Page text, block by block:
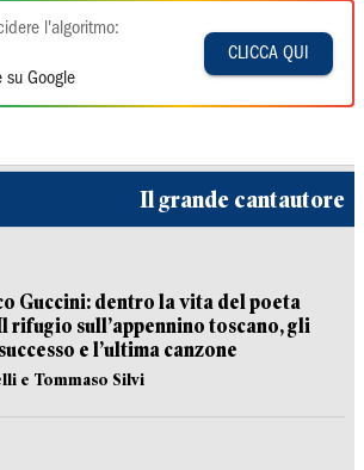
l'algoritmo:
su Google
CLICCA QUI
Il grande cantautore
Guccini: dentro la vita del poeta
rifugio sull’appennino toscano, gli
e l’ultima canzone
e Tommaso Silvi